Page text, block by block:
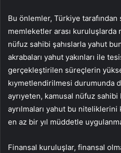
Bu önlemler, Türkiye
memleketler arası kuruluşlarda
nüfuz sahibi şahıslarla yahut
akrabaları yahut yakınları ile
gerçekleştirilen süreçlerin
kıymetlendirilmesi durumunda
ayrıyeten, kamusal nüfuz
ayrılmaları yahut bu
en az bir yıl müddetle
Finansal kuruluşlar, finansal